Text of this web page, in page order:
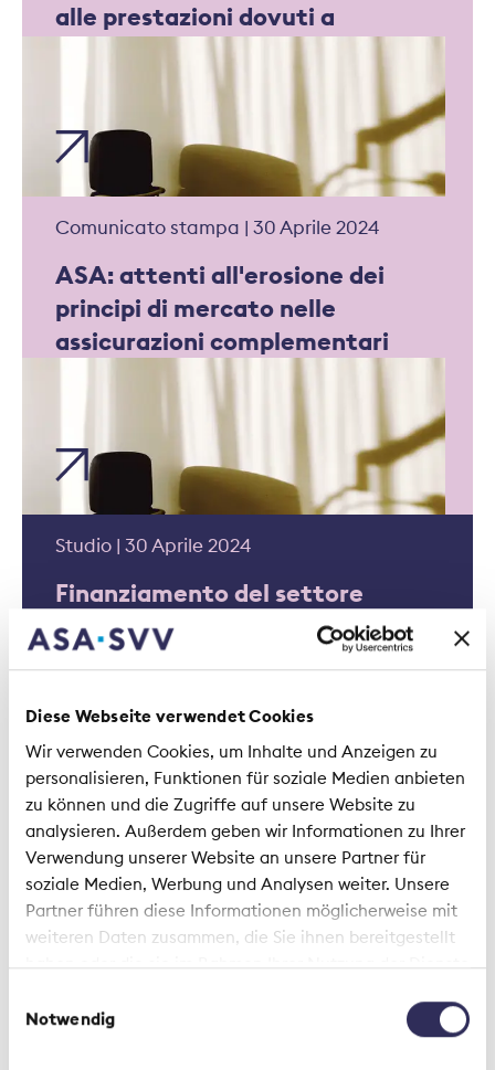
Diese Webseite verwendet Cookies
Wir verwenden Cookies, um Inhalte und Anzeigen zu
personalisieren, Funktionen für soziale Medien anbieten
zu können und die Zugriffe auf unsere Website zu
analysieren. Außerdem geben wir Informationen zu Ihrer
Verwendung unserer Website an unsere Partner für
soziale Medien, Werbung und Analysen weiter. Unsere
Partner führen diese Informationen möglicherweise mit
weiteren Daten zusammen, die Sie ihnen bereitgestellt
haben oder die sie im Rahmen Ihrer Nutzung der Dienste
Notwendig
alle prestazioni dovuti a
situazioni di vuoto contrattuale
Comunicato stampa | 30 Aprile 2024
ASA: attenti all'erosione dei
principi di mercato nelle
assicurazioni complementari
Studio | 30 Aprile 2024
Finanziamento del settore
sanitario: ruolo
dell’assicurazione malattie
Listicle | 24 Aprile 2024
In modo che l'assicurazione
malattia complementare paghi
sicuramente: 6 suggerimenti
prima della degenza ospedaliera